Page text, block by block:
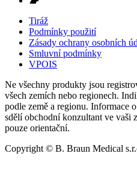
Tiráž
Podmínky použití
Zásady ochrany osobních
Smluvní podmínky
VPOIS
Ne všechny produkty jsou
všech zemích nebo regionech.
podle země a regionu. Informace
sdělí obchodní konzultant ve vaši
pouze orientační.
Copyright © B. Braun Medical